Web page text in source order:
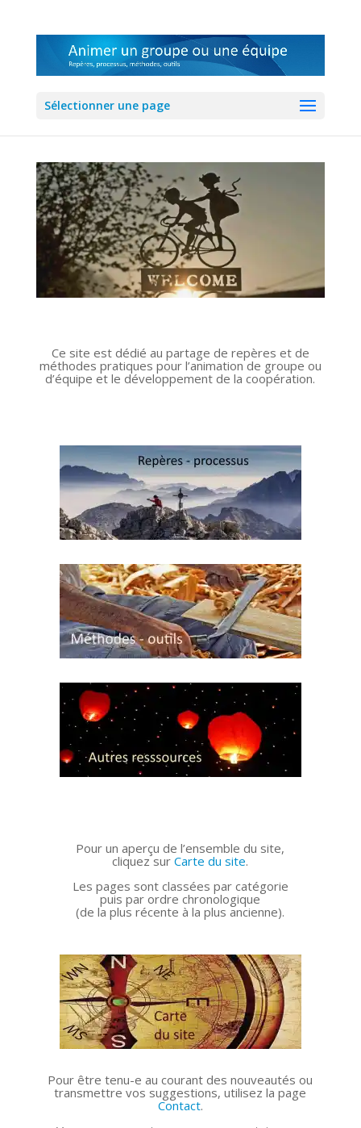
Sélectionner une page
Ce site est dédié au partage de repères et de
méthodes pratiques pour l’animation de groupe ou
d’équipe et le développement de la coopération.
Pour un aperçu de l’ensemble du site,
cliquez surCarte du site.
Les pages sont classées par catégorie
puis par ordre chronologique
(de la plus récente à la plus ancienne).
Pour être tenu-e au courant des nouveautés ou
transmettre vos suggestions, utilisez la page
Contact.